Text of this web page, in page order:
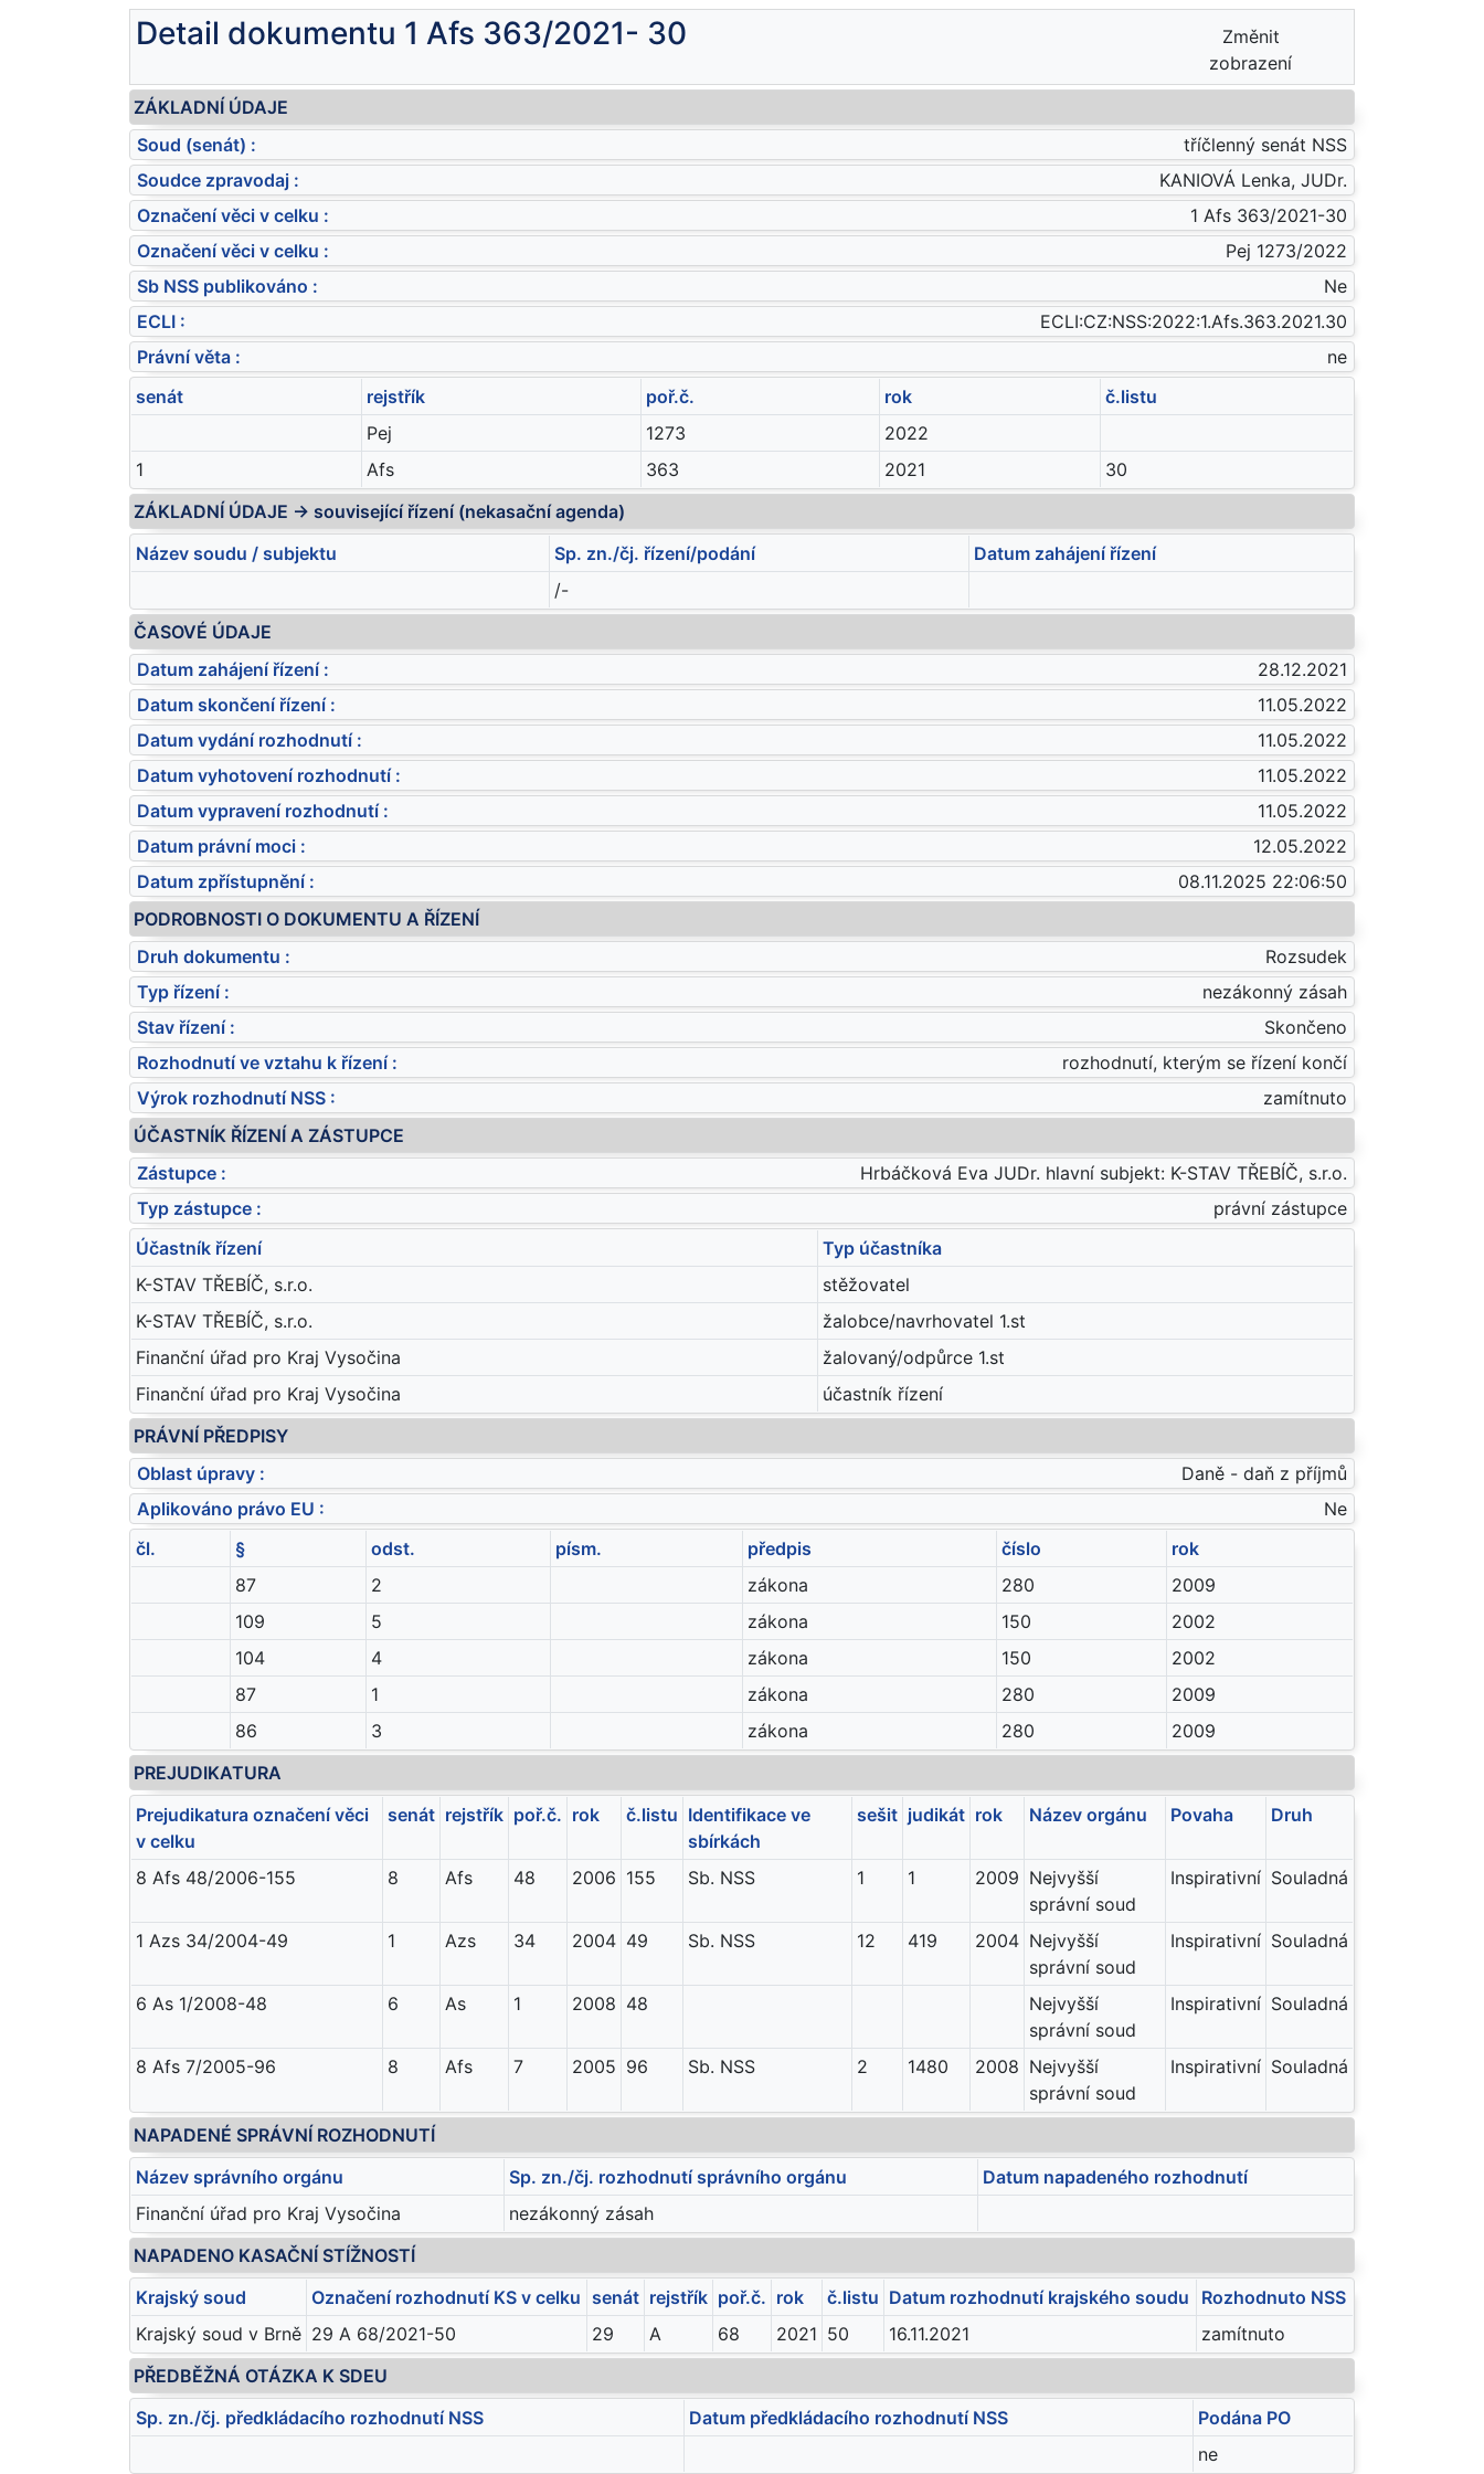
Detail dokumentu 1 Afs 363/2021- 30
Změnit
zobrazení
ZÁKLADNÍ ÚDAJE
Soud (senát) :
tříčlenný senát NSS
Soudce zpravodaj :
KANIOVÁ Lenka, JUDr.
Označení věci v celku :
1 Afs 363/2021-30
Označení věci v celku :
Pej 1273/2022
Sb NSS publikováno :
Ne
ECLI :
ECLI:CZ:NSS:2022:1.Afs.363.2021.30
Právní věta :
ne
senát
rejstřík poř.č. rok
č.listu
Pej
1273
2022
1
Afs 363 2021
30
ZÁKLADNÍ ÚDAJE -> související řízení (nekasační agenda)
Název soudu / subjektu
Sp. zn./čj. řízení/podání
Datum zahájení řízení
/-
ČASOVÉ ÚDAJE
Datum zahájení řízení :
28.12.2021
Datum skončení řízení :
11.05.2022
Datum vydání rozhodnutí :
11.05.2022
Datum vyhotovení rozhodnutí :
11.05.2022
Datum vypravení rozhodnutí :
11.05.2022
Datum právní moci :
12.05.2022
Datum zpřístupnění :
08.11.2025 22:06:50
PODROBNOSTI O DOKUMENTU A ŘÍZENÍ
Druh dokumentu :
Rozsudek
Typ řízení :
nezákonný zásah
Stav řízení :
Skončeno
Rozhodnutí ve vztahu k řízení :
rozhodnutí, kterým se řízení končí
Výrok rozhodnutí NSS :
zamítnuto
ÚČASTNÍK ŘÍZENÍ A ZÁSTUPCE
Zástupce :
Hrbáčková Eva JUDr. hlavní subjekt: K-STAV TŘEBÍČ, s.r.o.
Typ zástupce :
právní zástupce
Účastník řízení
Typ účastníka
K-STAV TŘEBÍČ, s.r.o.
stěžovatel
K-STAV TŘEBÍČ, s.r.o.
žalobce/navrhovatel 1.st
Finanční úřad pro Kraj Vysočina
žalovaný/odpůrce 1.st
Finanční úřad pro Kraj Vysočina
účastník řízení
PRÁVNÍ PŘEDPISY
Oblast úpravy :
Daně - daň z příjmů
Aplikováno právo EU :
Ne
čl.
§ odst. písm. předpis číslo
rok
87
2 zákona 280
2009
109
5 zákona 150
2002
104
4 zákona 150
2002
87
1 zákona 280
2009
86
3 zákona 280
2009
PREJUDIKATURA
Prejudikatura označení věci
v celku
senát rejstřík poř.č. rok č.listu Identifikace ve
sbírkách
sešit judikát rok Název orgánu Povaha Druh
8 Afs 48/2006-155 8 Afs 48 2006 155 Sb. NSS 1 1 2009 Nejvyšší
správní soud
Inspirativní Souladná
1 Azs 34/2004-49 1 Azs 34 2004 49 Sb. NSS 12 419 2004 Nejvyšší
správní soud
Inspirativní Souladná
6 As 1/2008-48 6 As 1 2008 48
Nejvyšší
správní soud
Inspirativní Souladná
8 Afs 7/2005-96 8 Afs 7 2005 96 Sb. NSS 2 1480 2008 Nejvyšší
správní soud
Inspirativní Souladná
NAPADENÉ SPRÁVNÍ ROZHODNUTÍ
Název správního orgánu
Sp. zn./čj. rozhodnutí správního orgánu
Datum napadeného rozhodnutí
Finanční úřad pro Kraj Vysočina
nezákonný zásah
NAPADENO KASAČNÍ STÍŽNOSTÍ
Krajský soud
Označení rozhodnutí KS v celku senát rejstřík poř.č. rok č.listu Datum rozhodnutí krajského soudu
Rozhodnuto NSS
Krajský soud v Brně 29 A 68/2021-50 29 A 68 2021 50 16.11.2021
zamítnuto
PŘEDBĚŽNÁ OTÁZKA K SDEU
Sp. zn./čj. předkládacího rozhodnutí NSS
Datum předkládacího rozhodnutí NSS
Podána PO
ne